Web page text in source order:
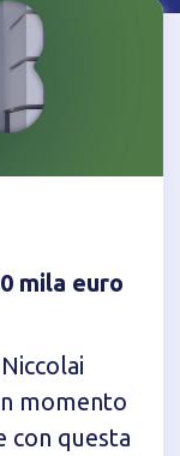
mila euro
momento
con questa